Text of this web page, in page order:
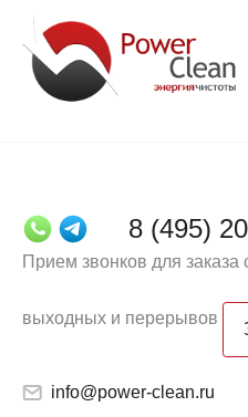
8 (495)
Прием звонков для заказа
выходных и перерывов
info@power-clean.ru